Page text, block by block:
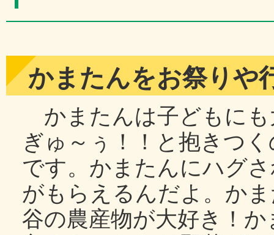
かまたんをお祭りや
かまたんは子どもにも
ぎゅ～ぅ！！と抱きつ
です。かまたんにハグ
がもらえるんだよ。か
谷の農産物が大好き！